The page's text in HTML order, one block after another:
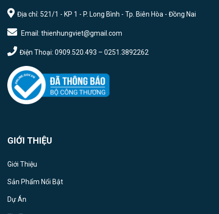
Địa chỉ: 521/1 - KP 1 - P. Long Bình - Tp. Biên Hòa - Đồng Nai
Email: thienhungviet@gmail.com
Điện Thoại: 0909.520.493 – 0251.3892262
GIỚI THIỆU
Giới Thiệu
Sản Phẩm Nổi Bật
Dự Án